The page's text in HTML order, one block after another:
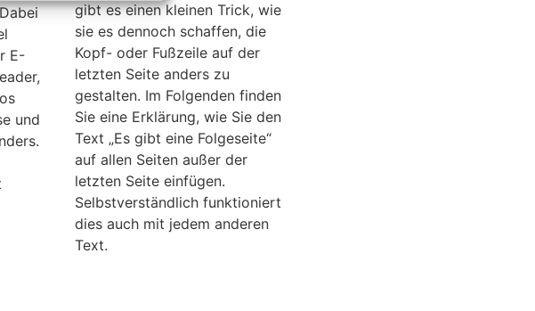
E-
und
gibt es einen kleinen Trick, wie
sie es dennoch schaffen, die
Kopf- oder Fußzeile auf der
letzten Seite anders zu
gestalten. Im Folgenden finden
Sie eine Erklärung, wie Sie den
Text „Es gibt eine Folgeseite“
auf allen Seiten außer der
letzten Seite einfügen.
Selbstverständlich funktioniert
dies auch mit jedem anderen
Text.